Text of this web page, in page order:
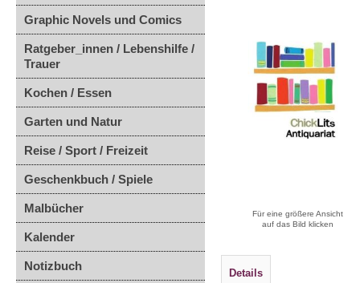
Graphic Novels und Comics
Ratgeber_innen / Lebenshilfe /
Trauer
Kochen / Essen
Garten und Natur
Reise / Sport / Freizeit
Geschenkbuch / Spiele
Malbücher
Kalender
Notizbuch
Für eine größere Ansicht
auf das Bild klicken
Details